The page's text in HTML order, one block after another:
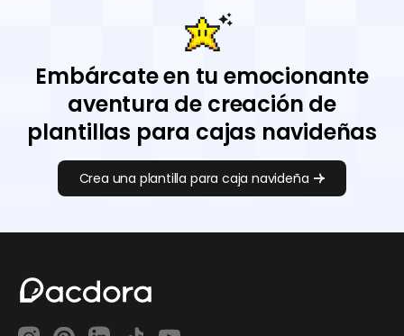
Embárcate en tu emocionante
aventura de creación de
plantillas para cajas navideñas
Crea una plantilla para caja navideña